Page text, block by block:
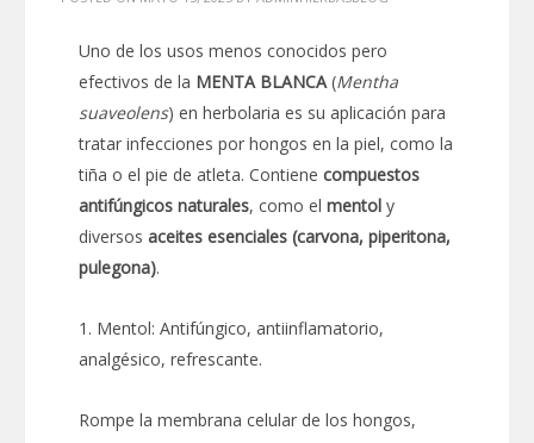
Uno de los usos menos conocidos pero
efectivos de la MENTA BLANCA(Mentha
suaveolens) en herbolaria es su aplicación para
tratar infecciones por hongos en la piel, como la
tiña o el pie de atleta. Contiene compuestos
antifúngicos naturales, como el mentol y
diversos aceites esenciales (carvona, piperitona,
pulegona).
1. Mentol: Antifúngico, antiinflamatorio,
analgésico, refrescante.
Rompe la membrana celular de los hongos,